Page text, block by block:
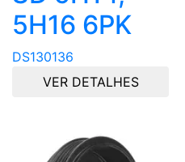
5H16 6PK
DS130136
VER DETALHES